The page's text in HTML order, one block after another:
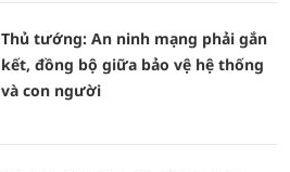
Thủ tướng: An ninh mạng phải gắn
kết, đồng bộ giữa bảo vệ hệ thống
và con người